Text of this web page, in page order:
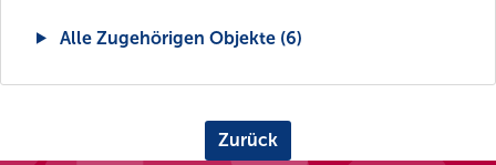
Alle Zugehörigen Objekte (6)
Zurück